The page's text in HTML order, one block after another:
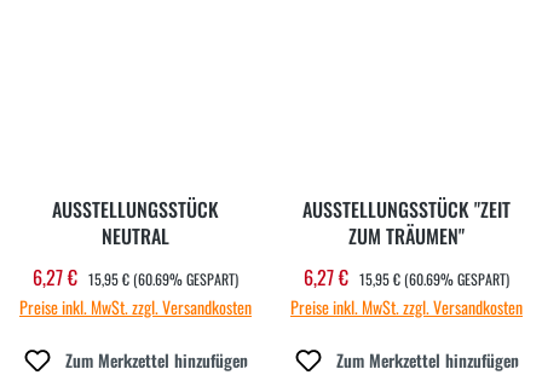
AUSSTELLUNGSSTÜCK
NEUTRAL
Verkaufspreis:
6,27 € REGULÄRER PREIS:
15,95 €(60.69% GESPART)
Preise inkl. MwSt. zzgl. Versandkosten
Zum Merkzettel hinzufügen
AUSSTELLUNGSSTÜCK "ZEIT
ZUM TRÄUMEN"
Verkaufspreis:
6,27 € REGULÄRER PREIS:
15,95 €(60.69% GESPART)
Preise inkl. MwSt. zzgl. Versandkosten
Zum Merkzettel hinzufügen